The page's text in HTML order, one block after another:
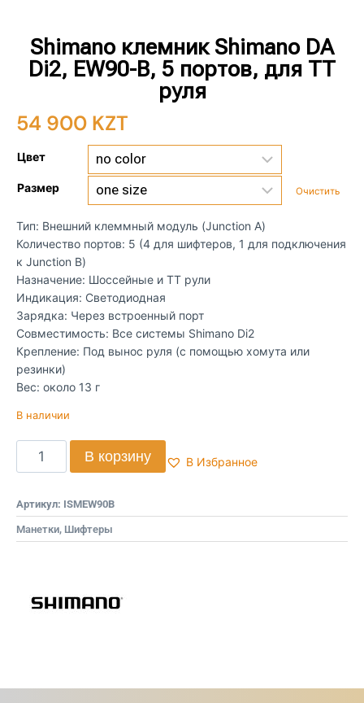
Shimano клемник Shimano DA
Di2, EW90-B, 5 портов, для TT
руля
54 900 KZT
Цвет
Размер Очистить
Тип: Внешний клеммный модуль (Junction A)
Количество портов: 5 (4 для шифтеров, 1 для подключения
к Junction B)
Назначение: Шоссейные и TT рули
Индикация: Светодиодная
Зарядка: Через встроенный порт
Совместимость: Все системы Shimano Di2
Крепление: Под вынос руля (с помощью хомута или
резинки)
Вес: около 13 г
В наличии
В корзину В Избранное
Артикул: ISMEW90B
Манетки, Шифтеры